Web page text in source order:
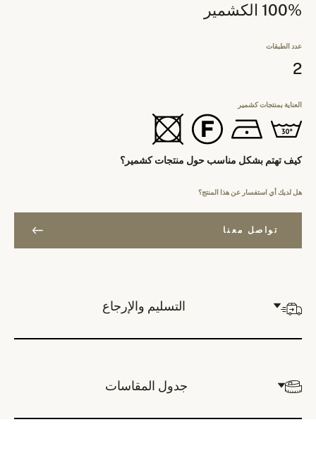
100% الكشمير
عدد الطبقات
2
العناية بمنتجات كشمير
كيف تهتم بشكل مناسب حول منتجات كشمير؟
هل لديك أي استفسار عن هذا المنتج؟
تواصل معنا
التسليم والإرجاع
جدول المقاسات